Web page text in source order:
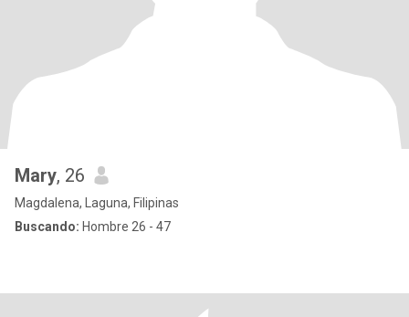
Mary, 26
Magdalena, Laguna, Filipinas
Buscando: Hombre 26 - 47